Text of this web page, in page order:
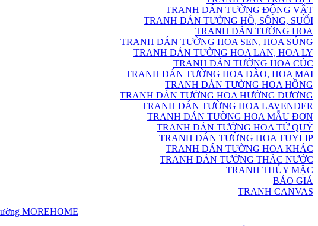
TRANH DÁN TƯỜNG ĐỘNG VẬT
TRANH DÁN TƯỜNG HỒ, SÔNG, SUỐI
TRANH DÁN TƯỜNG HOA
TRANH DÁN TƯỜNG HOA SEN, HOA SÚNG
TRANH DÁN TƯỜNG HOA LAN, HOA LY
TRANH DÁN TƯỜNG HOA CÚC
TRANH DÁN TƯỜNG HOA ĐÀO, HOA MAI
TRANH DÁN TƯỜNG HOA HỒNG
TRANH DÁN TƯỜNG HOA HƯỚNG DƯƠNG
TRANH DÁN TƯỜNG HOA LAVENDER
TRANH DÁN TƯỜNG HOA MẪU ĐƠN
TRANH DÁN TƯỜNG HOA TỨ QUÝ
TRANH DÁN TƯỜNG HOA TUYLIP
TRANH DÁN TƯỜNG HOA KHÁC
TRANH DÁN TƯỜNG THÁC NƯỚC
TRANH THỦY MẶC
BÁO GIÁ
TRANH CANVAS